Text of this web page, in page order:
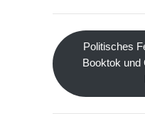
Politisches
Booktok und